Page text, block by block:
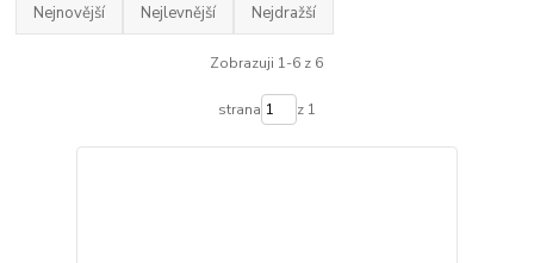
Nejnovější Nejlevnější Nejdražší
Zobrazuji 1-6 z 6
strana z 1